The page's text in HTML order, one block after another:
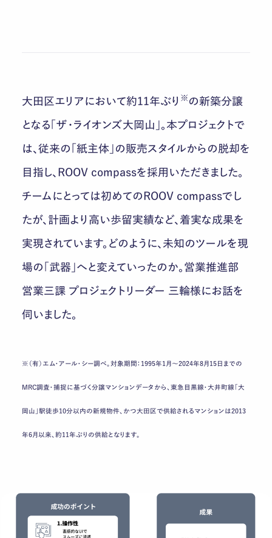
大田区エリアにおいて約11年ぶり ※ の新築分譲
となる「ザ・ライオンズ大岡山」。本プロジェクトで
は、従来の「紙主体」の販売スタイルからの脱却を
目指し、ROOV compassを採用いただきました。
チームにとっては初めてのROOV compassでし
たが、計画より高い歩留実績など、着実な成果を
実現されています。どのように、未知のツールを現
場の「武器」へと変えていったのか。営業推進部
営業三課 プロジェクトリーダー 三輪様にお話を
伺いました。
※（有）エム・アール・シー調べ。対象期間：1995年1月～2024年8月15日までの
MRC調査・捕捉に基づく分譲マンションデータから、東急目黒線・大井町線「大
岡山」駅徒歩10分以内の新規物件、かつ大田区で供給されるマンションは2013
年6月以来、約11年ぶりの供給となります。